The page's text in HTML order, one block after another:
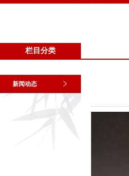
栏目分类
新闻动态